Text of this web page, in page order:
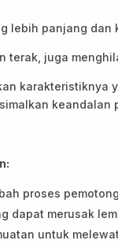
lebih panjang
terak, juga
proses
dapat merusak
untuk